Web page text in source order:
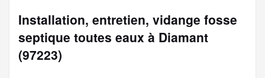
Installation, entretien, vidange fosse
septique toutes eaux à Diamant
(97223)